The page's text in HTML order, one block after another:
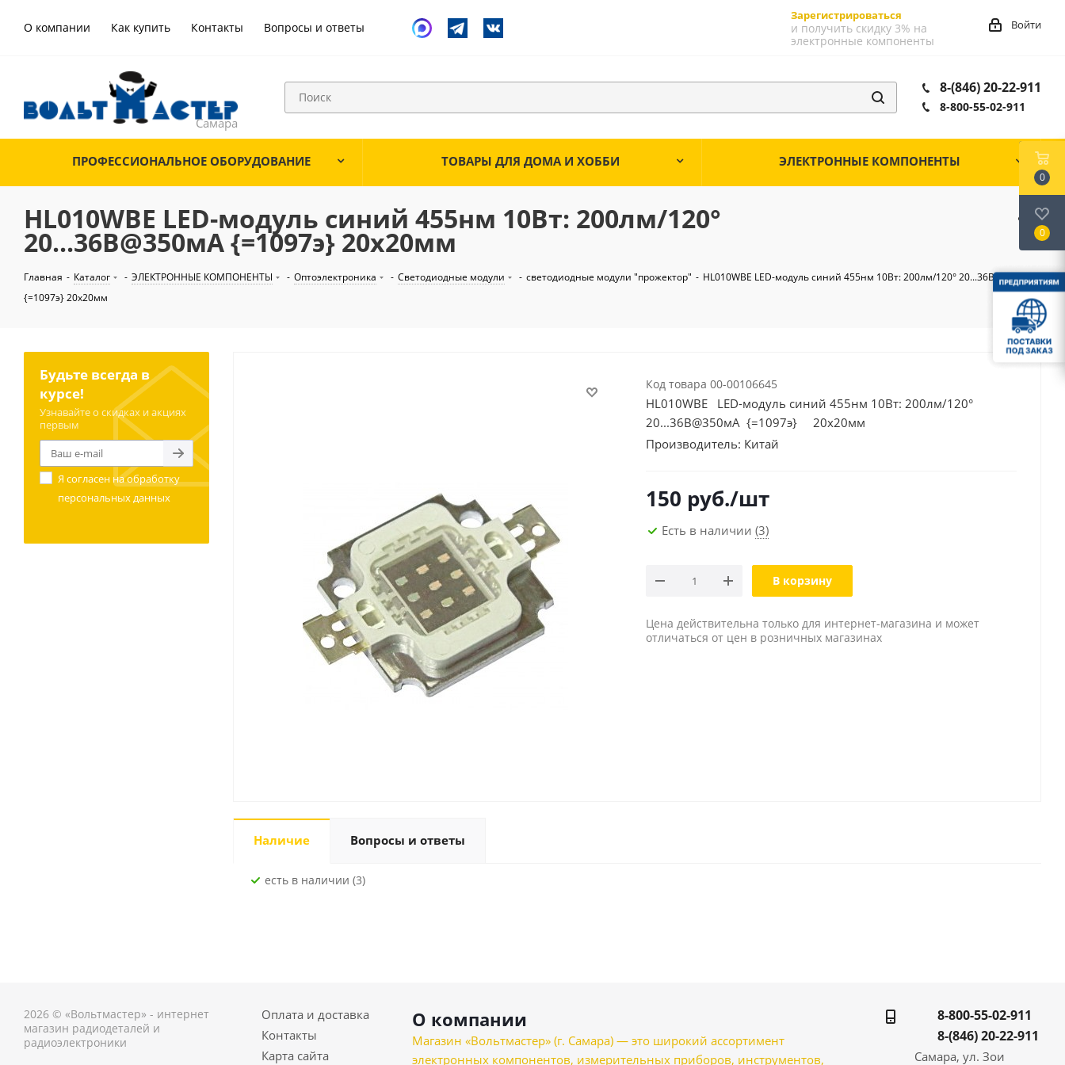
О компании Как купить Контакты Вопросы и ответы
Зарегистрироваться
и получить скидку 3% на
электронные компоненты
Войти
8-(846) 20-22-911
8-800-55-02-911
ПРОФЕССИОНАЛЬНОЕ ОБОРУДОВАНИЕ ТОВАРЫ ДЛЯ ДОМА И ХОББИ ЭЛЕКТРОННЫЕ КОМПОНЕНТЫ
HL010WBE LED-модуль синий 455нм 10Вт: 200лм/120°
20...36В@350мА {=1097э} 20х20мм
Главная - Каталог - ЭЛЕКТРОННЫЕ КОМПОНЕНТЫ - Оптоэлектроника - Светодиодные модули - светодиодные модули "прожектор" - HL010WBE LED-модуль синий 455нм 10Вт: 200лм/120° 20...36В@350мА
{=1097э} 20х20мм
Код товара 00-00106645
HL010WBE LED-модуль синий 455нм 10Вт: 200лм/120°
20...36В@350мА {=1097э} 20х20мм
Производитель: Китай
150 руб./шт
Есть в наличии (3)
В корзину
Цена действительна только для интернет-магазина и может
отличаться от цен в розничных магазинах
Наличие Вопросы и ответы
Есть в наличии (3)
Будьте всегда в
курсе!
Узнавайте о скидках и акциях
первым
Я согласен наобработку
персональных данных
2026 © «Вольтмастер» - интернет
магазин радиодеталей и
радиоэлектроники
Оплата и доставка
Контакты
Карта сайта
О компании
Магазин «Вольтмастер» (г. Самара) — это широкий ассортимент
электронных компонентов, измерительных приборов, инструментов,
8-800-55-02-911
8-(846) 20-22-911
Самара, ул. Зои
0
0